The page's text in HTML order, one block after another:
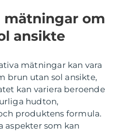
mätningar om
ansikte
mätningar kan vara
brun utan sol ansikte,
kan variera beroende
hudton,
produktens formula.
aspekter som kan